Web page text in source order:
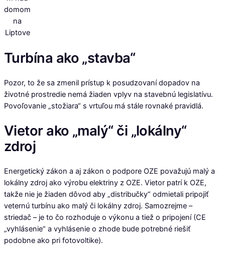
domom
na
Liptove
Turbína ako „stavba“
Pozor, to že sa zmenil prístup k posudzovaní dopadov na
životné prostredie nemá žiaden vplyv na stavebnú legislatívu.
Povoľovanie „stožiara“ s vrtuľou má stále rovnaké pravidlá.
Vietor ako „malý“ či „lokálny“
zdroj
Energetický zákon a aj zákon o podpore OZE považujú malý a
lokálny zdroj ako výrobu elektriny z OZE. Vietor patrí k OZE,
takže nie je žiaden dôvod aby „distribučky“ odmietali pripojiť
veternú turbínu ako malý či lokálny zdroj. Samozrejme –
striedač – je to čo rozhoduje o výkonu a tiež o pripojení (CE
„vyhlásenie“ a vyhlásenie o zhode bude potrebné riešiť
podobne ako pri fotovoltike).